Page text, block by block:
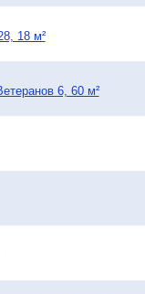
18 м²
6, 60 м²